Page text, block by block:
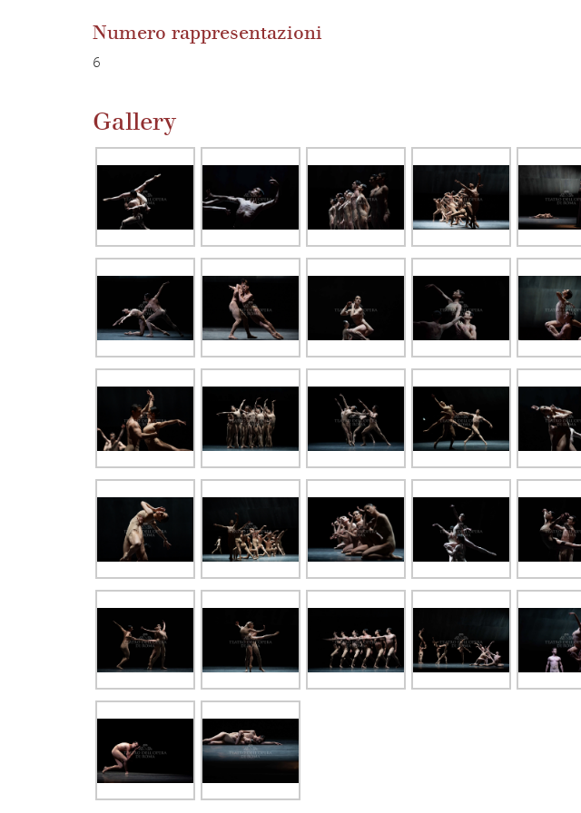
Numero rappresentazioni
6
Gallery